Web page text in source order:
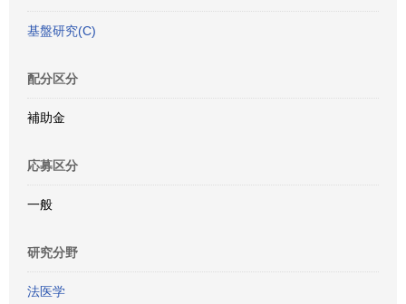
基盤研究(C)
配分区分
補助金
応募区分
一般
研究分野
法医学